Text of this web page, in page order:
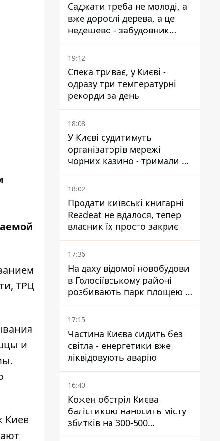
ТРЦ
и
Киев
Саджати треба не молоді, а
вже дорослі дерева, а це
недешево - забудовник
Ніконов
19:12
Спека триває, у Києві -
одразу три температурні
рекорди за день
18:08
У Києві судитимуть
організаторів мережі
чорних казино - тримали 39
закладів
18:02
Продати київські книгарні
Readeat не вдалося, тепер
власник їх просто закриє
17:36
На даху відомої новобудови
в Голосіївському районі
розбивають парк площею в
гектар
17:15
Частина Києва сидить без
світла - енергетики вже
ліквідовують аварію
16:40
Кожен обстріл Києва
балістикою наносить місту
збитків на 300-500
мільйонів - Петро